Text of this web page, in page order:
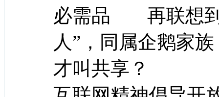
再联想
人”，同属企鹅家
才叫共享？